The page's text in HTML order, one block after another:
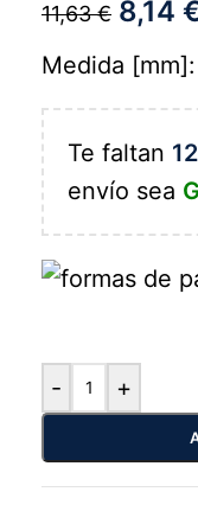
11,63€ 8,14
Medida
Te faltan
envío sea
- +